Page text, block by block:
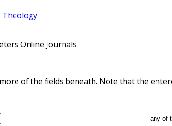
Theology
Online Journals
of the fields beneath. Note that the